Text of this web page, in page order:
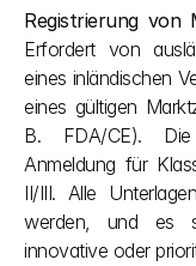
Registrierung von
Erfordert von
eines inländischen
eines gültigen
B. FDA/CE). Die
Anmeldung für
II/III. Alle
werden, und es
innovative oder